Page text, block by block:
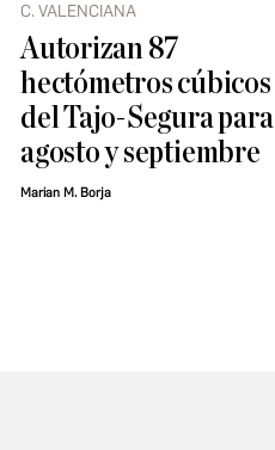
C. VALENCIANA
Autorizan 87
hectómetros cúbicos
del Tajo-Segura para
agosto y septiembre
Marian M. Borja